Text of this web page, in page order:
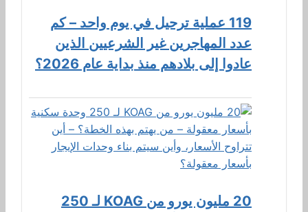
119 عملية ترحيل في يوم واحد – كم
عدد المهاجرين غير الشرعيين الذين
عادوا إلى بلادهم منذ بداية عام 2026؟
20 مليون يورو من KOAG لـ 250